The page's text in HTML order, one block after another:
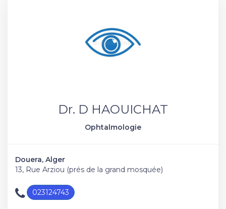
Dr. D HAOUICHAT
Ophtalmologie
Douera, Alger
13, Rue Arziou (prés de la grand mosquée)
023124743